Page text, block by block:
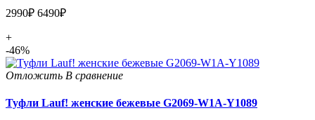
2990₽ 6490₽
+
-46%
Отложить В сравнение
Туфли Lauf! женские бежевые G2069-W1A-Y1089